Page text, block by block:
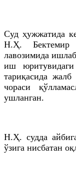
Cуд ҳужжатида
Н.Ҳ.
лавозимида
иш
тариқасида
чораси
ушланган.
Н.Ҳ. судда
ўзига нисбатан